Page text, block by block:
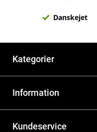
Danskejet
Kategorier
Information
Kundeservice